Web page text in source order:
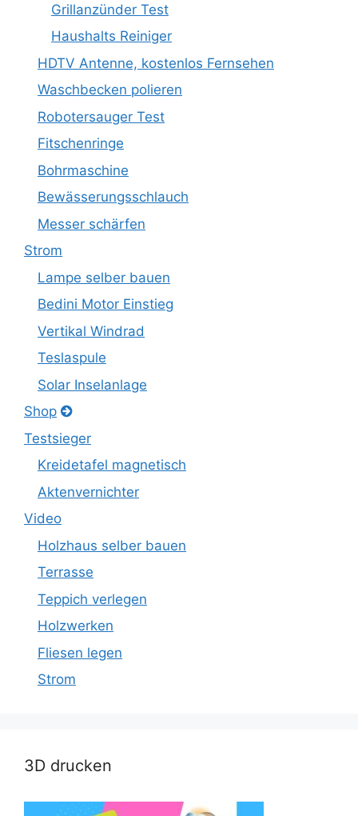
Grillanzünder Test
Haushalts Reiniger
HDTV Antenne, kostenlos Fernsehen
Waschbecken polieren
Robotersauger Test
Fitschenringe
Bohrmaschine
Bewässerungsschlauch
Messer schärfen
Strom
Lampe selber bauen
Bedini Motor Einstieg
Vertikal Windrad
Teslaspule
Solar Inselanlage
Shop
Testsieger
Kreidetafel magnetisch
Aktenvernichter
Video
Holzhaus selber bauen
Terrasse
Teppich verlegen
Holzwerken
Fliesen legen
Strom
3D drucken